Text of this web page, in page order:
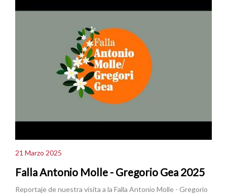
21 Marzo 2025
Falla Antonio Molle - Gregorio Gea 2025
Reportaje de nuestra visita a la Falla Antonio Molle - Gregorio